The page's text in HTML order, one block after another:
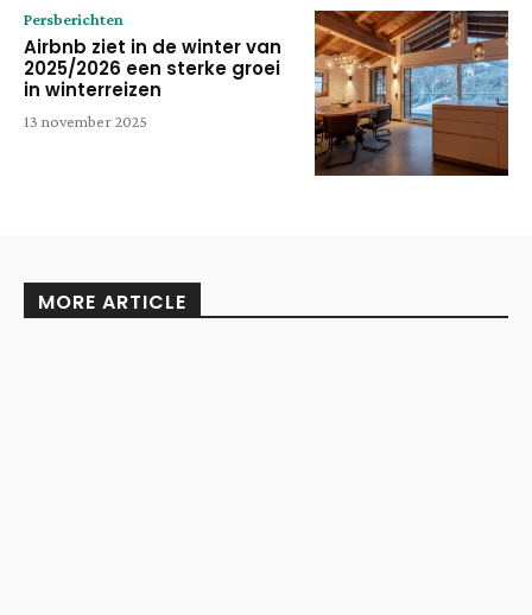
Persberichten
Airbnb ziet in de winter van
2025/2026 een sterke groei
in winterreizen
13 november 2025
MORE ARTICLE